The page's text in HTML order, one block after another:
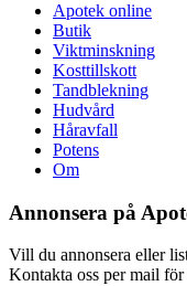
Apotek online
Butik
Viktminskning
Kosttillskott
Tandblekning
Hudvård
Håravfall
Potens
Om
Annonsera på
Vill du annonsera eller
Kontakta oss per mail